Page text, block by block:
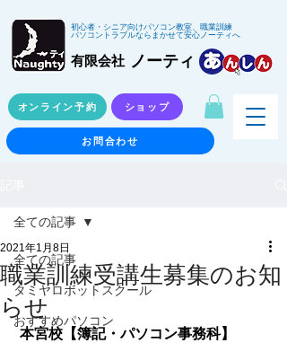
初心者・シニア向けパソコン教室、職業訓練
パソコントラブルならまかせて安心ノーティへ
有限会社 ノーティ
オンライン予約 ショップ
お問合わせ
全ての記事
タミヤロボットスクール
おすすめパソコン
全ての記事
職業訓練受講生募集のお知
らせ
2021年1月8日
本宮校【簿記・パソコン事務科】